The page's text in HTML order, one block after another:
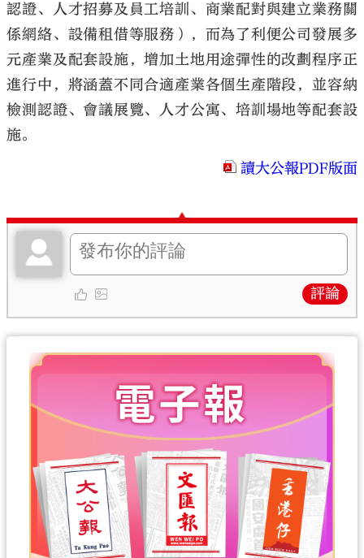
認證、人才招募及員工培訓、商業配對與建立業務關
係網絡、設備租借等服務），而為了利便公司發展多
元產業及配套設施，增加土地用途彈性的改劃程序正
進行中，將涵蓋不同合適產業各個生產階段，並容納
檢測認證、會議展覽、人才公寓、培訓場地等配套設
施。
讀大公報PDF版面
評論